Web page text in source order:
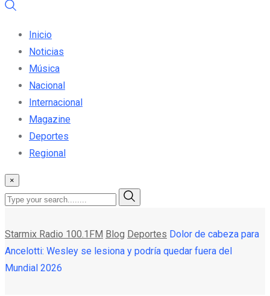
Inicio
Noticias
Música
Nacional
Internacional
Magazine
Deportes
Regional
×
Starmix Radio 100.1FM Blog Deportes Dolor de cabeza para
Ancelotti: Wesley se lesiona y podría quedar fuera del
Mundial 2026